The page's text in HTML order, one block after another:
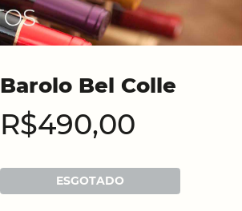
Barolo Bel Colle
R$490,00
ESGOTADO